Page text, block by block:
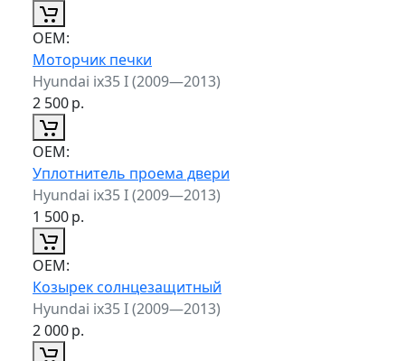
ОЕМ:
Моторчик печки
Hyundai ix35 I (2009—2013)
2 500р.
ОЕМ:
Уплотнитель проема двери
Hyundai ix35 I (2009—2013)
1 500р.
ОЕМ:
Козырек солнцезащитный
Hyundai ix35 I (2009—2013)
2 000р.